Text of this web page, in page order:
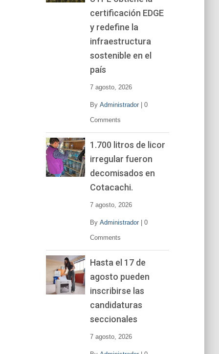
certificación EDGE
y redefine la
infraestructura
sostenible en el
país
7 agosto, 2026
By Administrador| 0
Comments
1.700 litros de licor
irregular fueron
decomisados en
Cotacachi.
7 agosto, 2026
By Administrador| 0
Comments
Hasta el 17 de
agosto pueden
inscribirse las
candidaturas
seccionales
7 agosto, 2026